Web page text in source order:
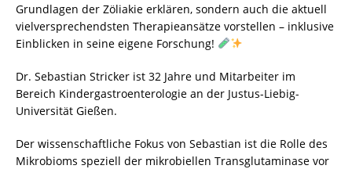
Grundlagen der Zöliakie erklären, sondern auch die aktuell
vielversprechendsten Therapieansätze vorstellen – inklusive
Einblicken in seine eigene Forschung!
Dr. Sebastian Stricker ist 32 Jahre und Mitarbeiter im
Bereich Kindergastroenterologie an der Justus-Liebig-
Universität Gießen.
Der wissenschaftliche Fokus von Sebastian ist die Rolle des
Mikrobioms speziell der mikrobiellen Transglutaminase vor